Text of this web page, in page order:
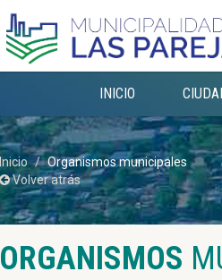
INICIO
Inicio
Organismos municipales
Volver atrás
ORGANISMOS